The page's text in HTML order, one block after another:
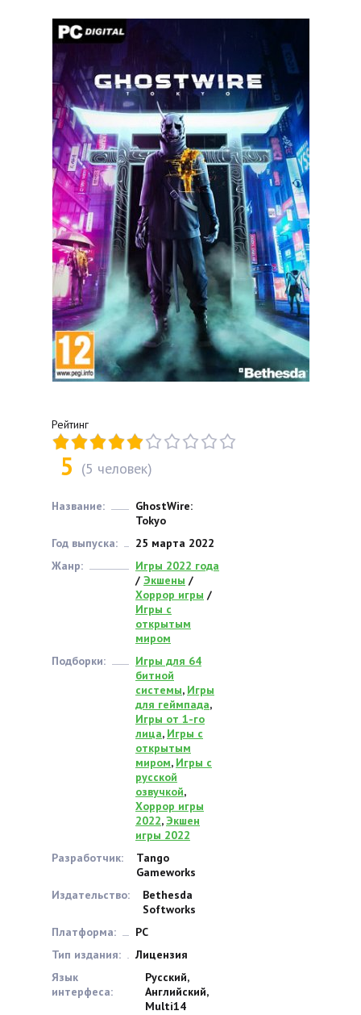
Рейтинг
5 (5 человек)
Название:
GhostWire:
Tokyo
Год выпуска:
25 марта 2022
Жанр:
Игры 2022 года
/ Экшены /
Хоррор игры /
Игры с
открытым
миром
Подборки:
Игры для 64
битной
системы, Игры
для геймпада,
Игры от 1-го
лица, Игры с
открытым
миром, Игры с
русской
озвучкой,
Хоррор игры
2022,Экшен
игры 2022
Разработчик:
Tango
Gameworks
Издательство:
Bethesda
Softworks
Платформа:
PC
Тип издания:
Лицензия
Язык
интерфеса:
Русский,
Английский,
Multi14